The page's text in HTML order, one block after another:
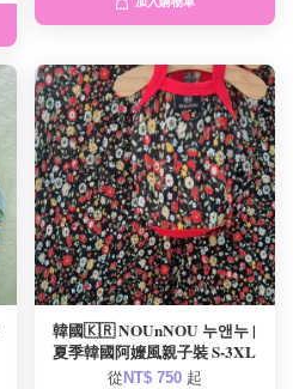
韓國🇰🇷 NOUnNOU 누앤누 |
夏季韓國阿嬤風親子裝 S-3XL
從 NT$ 750 起